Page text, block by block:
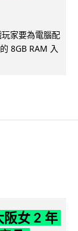
家要為電腦配
8GB RAM 入
女 2 年